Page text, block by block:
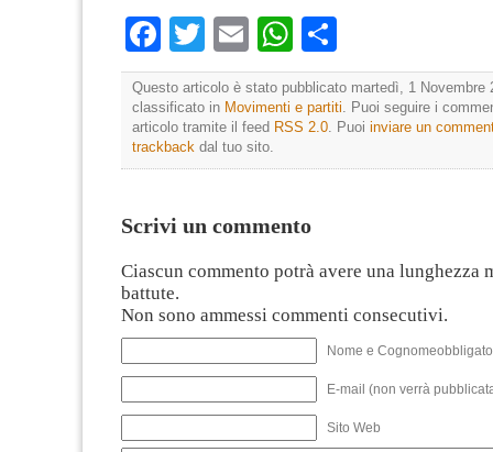
Facebook
TwitterEmailWhatsApp
Questo articolo è stato pubblicato martedì, 1 Novembre
classificato in Movimenti e partiti. Puoi seguire i
articolo tramite il feed RSS 2.0. Puoi inviare un
trackback dal tuo sito.
Scrivi un commento
Ciascun commento potrà avere una lunghezza
battute.
Non sono ammessi commenti consecutivi.
Nome e
E-mail (non verrà
Sito Web